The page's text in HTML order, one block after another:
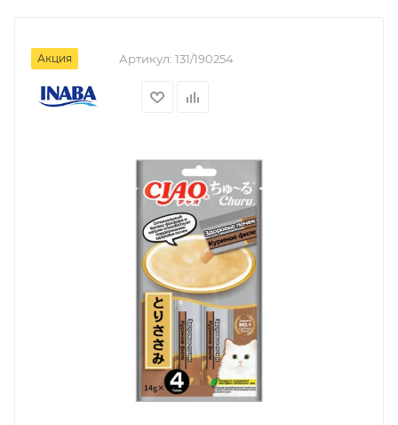
Акция Артикул: 131/190254